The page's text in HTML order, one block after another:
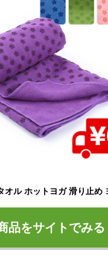
品をサイトでみる